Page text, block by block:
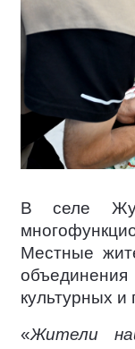
В селе
Местные
культурных и
«Жители